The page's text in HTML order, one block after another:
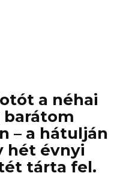
a néhai
– a hátulján
hét évnyi
tárta fel.